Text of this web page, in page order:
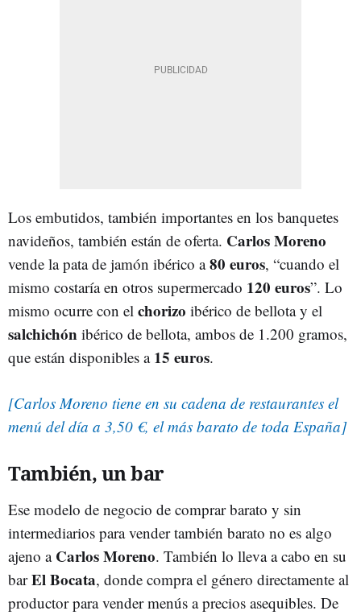
Los embutidos, también importantes en los banquetes
navideños, también están de oferta. Carlos Moreno
vende la pata de jamón ibérico a80 euros, “cuando el
mismo costaría en otros supermercado 120 euros”. Lo
mismo ocurre con el chorizo ibérico de bellota y el
salchichón ibérico de bellota, ambos de 1.200 gramos,
que están disponibles a 15 euros.
[Carlos Moreno tiene en su cadena de restaurantes el
menú del día a 3,50 €, el más barato de toda España]
También, un bar
Ese modelo de negocio de comprar barato y sin
intermediarios para vender también barato no es algo
ajeno a Carlos Moreno. También lo lleva a cabo en su
barEl Bocata, donde compra el género directamente al
productor para vender menús a precios asequibles. De